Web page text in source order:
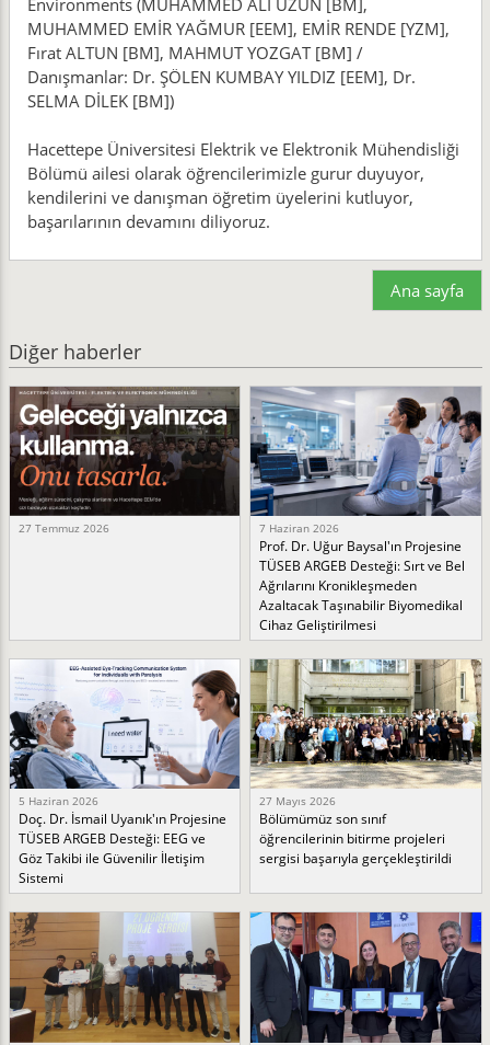
Environments (MUHAMMED ALİ UZUN [BM],
MUHAMMED EMİR YAĞMUR [EEM], EMİR RENDE [YZM],
Fırat ALTUN [BM], MAHMUT YOZGAT [BM] /
Danışmanlar: Dr. ŞÖLEN KUMBAY YILDIZ [EEM], Dr.
SELMA DİLEK [BM])
Hacettepe Üniversitesi Elektrik ve Elektronik Mühendisliği
Bölümü ailesi olarak öğrencilerimizle gurur duyuyor,
kendilerini ve danışman öğretim üyelerini kutluyor,
başarılarının devamını diliyoruz.
Ana sayfa
Diğer haberler
27 Temmuz 2026 7 Haziran 2026
Prof. Dr. Uğur Baysal'ın Projesine
TÜSEB ARGEB Desteği: Sırt ve Bel
Ağrılarını Kronikleşmeden
Azaltacak Taşınabilir Biyomedikal
Cihaz Geliştirilmesi
5 Haziran 2026
Doç. Dr. İsmail Uyanık'ın Projesine
TÜSEB ARGEB Desteği: EEG ve
Göz Takibi ile Güvenilir İletişim
Sistemi
27 Mayıs 2026
Bölümümüz son sınıf
öğrencilerinin bitirme projeleri
sergisi başarıyla gerçekleştirildi